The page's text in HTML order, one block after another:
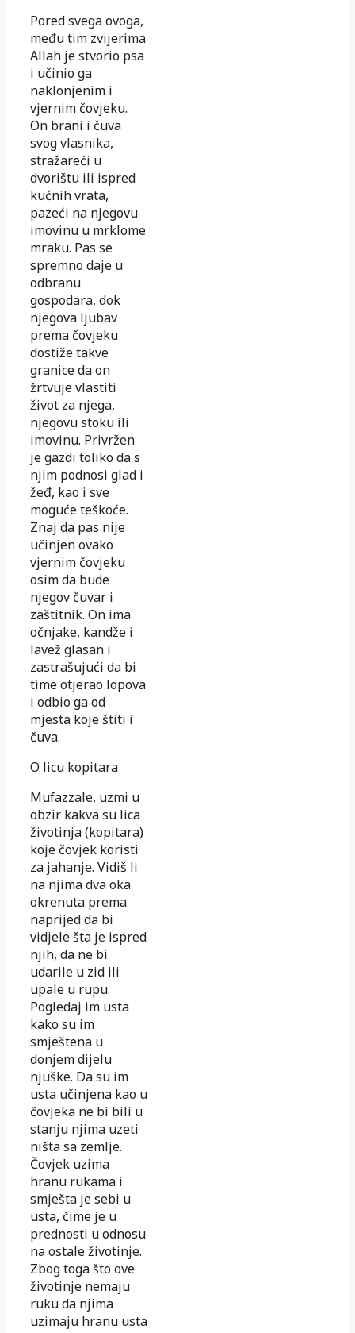
Pored svega ovoga,
među tim zvijerima
Allah je stvorio psa
i učinio ga
naklonjenim i
vjernim čovjeku.
On brani i čuva
svog vlasnika,
stražareći u
dvorištu ili ispred
kućnih vrata,
pazeći na njegovu
imovinu u mrklome
mraku. Pas se
spremno daje u
odbranu
gospodara, dok
njegova ljubav
prema čovjeku
dostiže takve
granice da on
žrtvuje vlastiti
život za njega,
njegovu stoku ili
imovinu. Privržen
je gazdi toliko da s
njim podnosi glad i
žeđ, kao i sve
moguće teškoće.
Znaj da pas nije
učinjen ovako
vjernim čovjeku
osim da bude
njegov čuvar i
zaštitnik. On ima
očnjake, kandže i
lavež glasan i
zastrašujući da bi
time otjerao lopova
i odbio ga od
mjesta koje štiti i
čuva.
O licu kopitara
Mufazzale, uzmi u
obzir kakva su lica
životinja (kopitara)
koje čovjek koristi
za jahanje. Vidiš li
na njima dva oka
okrenuta prema
naprijed da bi
vidjele šta je ispred
njih, da ne bi
udarile u zid ili
upale u rupu.
Pogledaj im usta
kako su im
smještena u
donjem dijelu
njuške. Da su im
usta učinjena kao u
čovjeka ne bi bili u
stanju njima uzeti
ništa sa zemlje.
Čovjek uzima
hranu rukama i
smješta je sebi u
usta, čime je u
prednosti u odnosu
na ostale životinje.
Zbog toga što ove
životinje nemaju
ruku da njima
uzimaju hranu usta